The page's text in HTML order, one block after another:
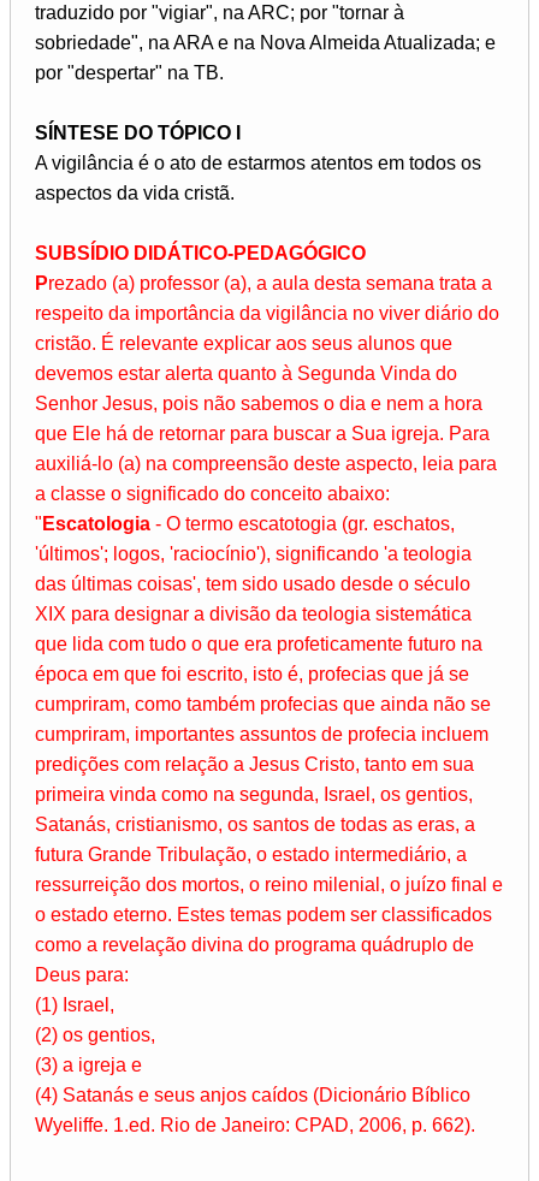
traduzido por "vigiar", na ARC; por "tornar à
sobriedade", na ARA e na Nova Almeida Atualizada; e
por "despertar" na TB.
SÍNTESE DO TÓPICO I
A vigilância é o ato de estarmos atentos em todos os
aspectos da vida cristã.
SUBSÍDIO DIDÁTICO-PEDAGÓGICO
Prezado (a) professor (a), a aula desta semana trata a
respeito da importância da vigilância no viver diário do
cristão. É relevante explicar aos seus alunos que
devemos estar alerta quanto à Segunda Vinda do
Senhor Jesus, pois não sabemos o dia e nem a hora
que Ele há de retornar para buscar a Sua igreja. Para
auxiliá-lo (a) na compreensão deste aspecto, leia para
a classe o significado do conceito abaixo:
" Escatologia - O termo escatotogia (gr. eschatos,
'últimos'; logos, 'raciocínio'), significando 'a teologia
das últimas coisas', tem sido usado desde o século
XIX para designar a divisão da teologia sistemática
que lida com tudo o que era profeticamente futuro na
época em que foi escrito, isto é, profecias que já se
cumpriram, como também profecias que ainda não se
cumpriram, importantes assuntos de profecia incluem
predições com relação a Jesus Cristo, tanto em sua
primeira vinda como na segunda, Israel, os gentios,
Satanás, cristianismo, os santos de todas as eras, a
futura Grande Tribulação, o estado intermediário, a
ressurreição dos mortos, o reino milenial, o juízo final e
o estado eterno. Estes temas podem ser classificados
como a revelação divina do programa quádruplo de
Deus para:
(1) Israel,
(2) os gentios,
(3) a igreja e
(4) Satanás e seus anjos caídos (Dicionário Bíblico
Wyeliffe. 1.ed. Rio de Janeiro: CPAD, 2006, p. 662).